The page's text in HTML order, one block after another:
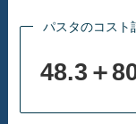
パスタのコスト
48.3＋